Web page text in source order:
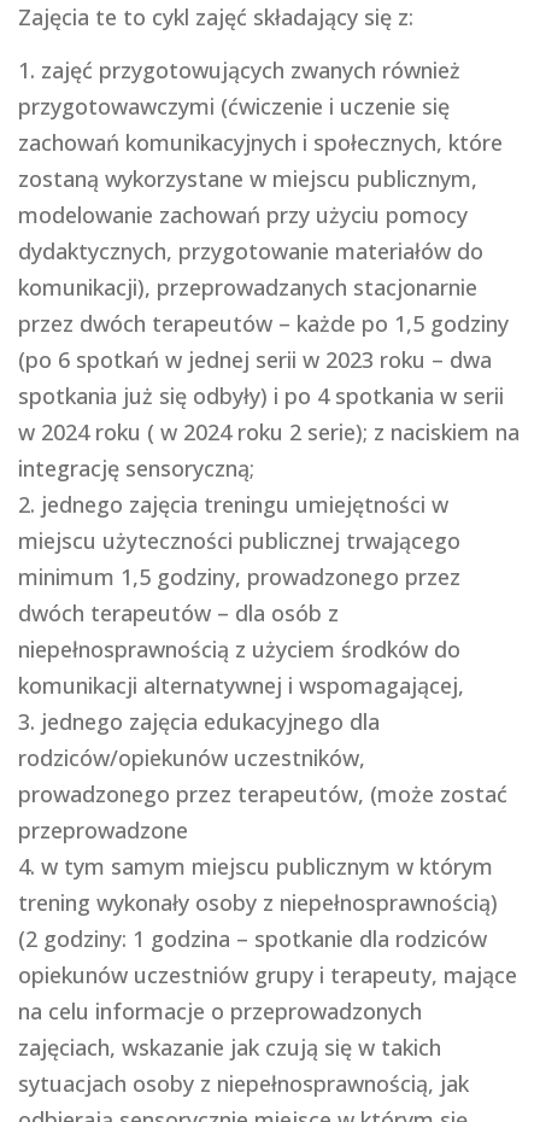
Zajęcia te to cykl zajęć składający się z:
zajęć przygotowujących zwanych również
przygotowawczymi (ćwiczenie i uczenie się
zachowań komunikacyjnych i społecznych, które
zostaną wykorzystane w miejscu publicznym,
modelowanie zachowań przy użyciu pomocy
dydaktycznych, przygotowanie materiałów do
komunikacji), przeprowadzanych stacjonarnie
przez dwóch terapeutów – każde po 1,5 godziny
(po 6 spotkań w jednej serii w 2023 roku – dwa
spotkania już się odbyły) i po 4 spotkania w serii
w 2024 roku ( w 2024 roku 2 serie); z naciskiem na
integrację sensoryczną;
jednego zajęcia treningu umiejętności w
miejscu użyteczności publicznej trwającego
minimum 1,5 godziny, prowadzonego przez
dwóch terapeutów – dla osób z
niepełnosprawnością z użyciem środków do
komunikacji alternatywnej i wspomagającej,
jednego zajęcia edukacyjnego dla
rodziców/opiekunów uczestników,
prowadzonego przez terapeutów, (może zostać
przeprowadzone
w tym samym miejscu publicznym w którym
trening wykonały osoby z niepełnosprawnością)
(2 godziny: 1 godzina – spotkanie dla rodziców
opiekunów uczestniów grupy i terapeuty, mające
na celu informacje o przeprowadzonych
zajęciach, wskazanie jak czują się w takich
sytuacjach osoby z niepełnosprawnością, jak